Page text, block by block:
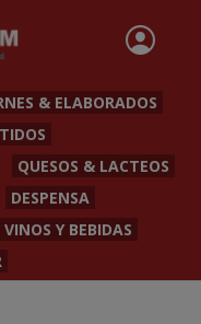
& ELABORADOS
QUESOS & LACTEOS
DESPENSA
VINOS Y BEBIDAS